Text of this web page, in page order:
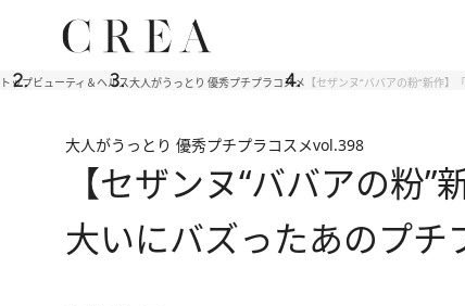
トップビューティ＆ヘルス大人がうっとり 優秀プチプラコスメ 【セザンヌ“ババアの粉”新作
大人がうっとり 優秀プチプラコスメvol.398
【セザンヌ“ババアの粉
大いにバズったあのプチ